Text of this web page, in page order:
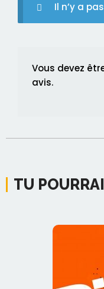
Il n’y a
Vous devez
avis.
TU